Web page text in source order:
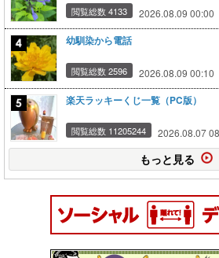
閲覧総数 4133 2026.08.09 00:00
幼馴染から電話
閲覧総数 2596 2026.08.09 00:10
楽天ラッキーくじ一覧（PC版）
閲覧総数 11205244 2026.08.07
もっと見る